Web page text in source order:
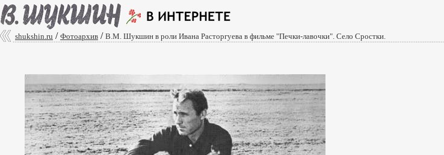
shukshin.ru / Фотоархив / В.М. Шукшин в роли Ивана Расторгуева в фильме "Печки-лавочки". Село Сростки.